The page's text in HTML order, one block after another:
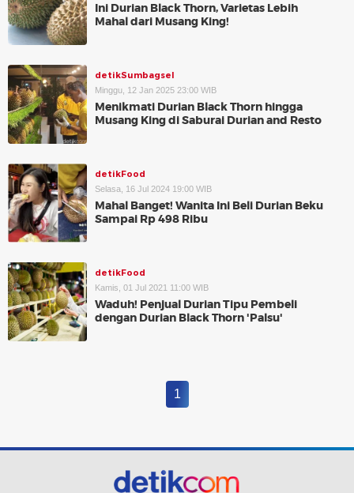
Ini Durian Black Thorn, Varietas Lebih
Mahal dari Musang King!
detikSumbagsel
Minggu, 12 Jan 2025 23:00 WIB
Menikmati Durian Black Thorn hingga
Musang King di Saburai Durian and Resto
detikFood
Selasa, 16 Jul 2024 19:00 WIB
Mahal Banget! Wanita Ini Beli Durian Beku
Sampai Rp 498 Ribu
detikFood
Kamis, 01 Jul 2021 11:00 WIB
Waduh! Penjual Durian Tipu Pembeli
dengan Durian Black Thorn 'Palsu'
1